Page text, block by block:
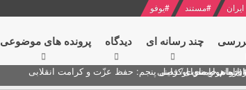
#مستند #یوفو
چند رسانه ای دیدگاه‌ پرونده های موضوعی
هواپیمای اوکراینی
خوانی و صوت